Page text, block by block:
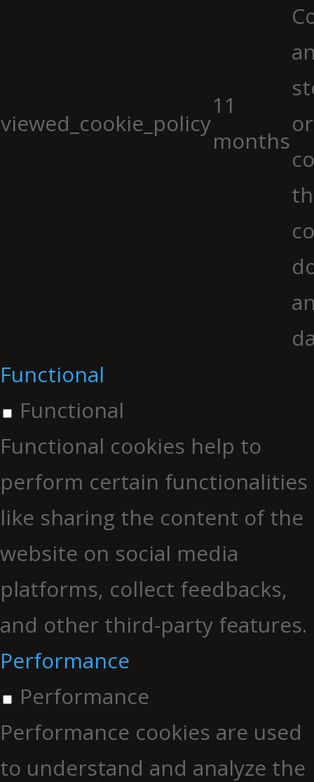
viewed_cookie_policy
11
months
Functional
Functional
Functional cookies help to
perform certain functionalities
like sharing the content of the
website on social media
platforms, collect feedbacks,
and other third-party features.
Performance
Performance
Performance cookies are used
to understand and analyze the